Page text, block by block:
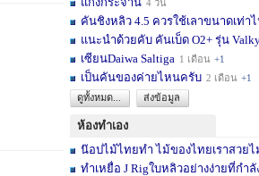
4 วัน
คันชิงหลิว 4.5 ควรใช้เลาขนาดเท่า
แนะนำด้วยคับ คันเบ็ด O2+ รุ่น
เซียนDaiwa Saltiga 1 เดือน +1
เป็นคันของค่ายไหนครับ 2 เดือน +1
ดูทั้งหมด...
ส่งข้อมูล
ห้องทำเอง
น๊อปไม้ไทยทำ ไม้ของไทยเราสวยไม่
ทำเหยื่อ J Rigใบหลิวอย่างง่ายที่กำลั